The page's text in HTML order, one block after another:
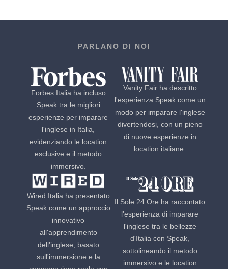
PARLANO DI NOI
Forbes Italia ha incluso
Speak tra le migliori
esperienze per imparare
l'inglese in Italia,
evidenziando le location
esclusive e il metodo
immersivo.
Vanity Fair ha descritto
l'esperienza Speak come un
modo per imparare l'inglese
divertendosi, con un pieno
di nuove esperienze in
location italiane.
Wired Italia ha presentato
Speak come un approccio
innovativo
all'apprendimento
dell'inglese, basato
sull'immersione e la
Il Sole 24 Ore ha raccontato
l'esperienza di imparare
l'inglese tra le bellezze
d'Italia con Speak,
sottolineando il metodo
immersivo e le location